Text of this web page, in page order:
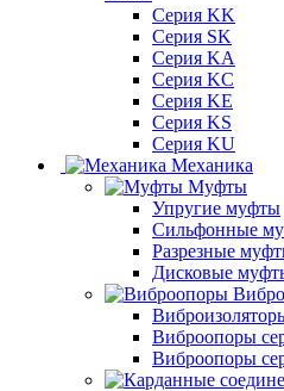
Серия KK
Серия SK
Серия KA
Серия KC
Серия KE
Серия KS
Серия KU
Механика
Муфты
Упругие муфты
Сильфонные
Разрезные
Дисковые
Виброопоры
Виброопоры